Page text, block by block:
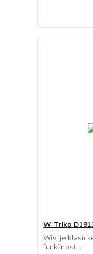
W Triko
Wivi je
funkčnost ...